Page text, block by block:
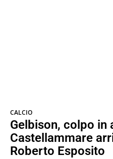
CALCIO
Gelbison, colpo in
Castellammare
Roberto Esposito